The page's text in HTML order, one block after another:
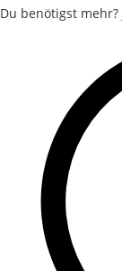
Du benötigst mehr?